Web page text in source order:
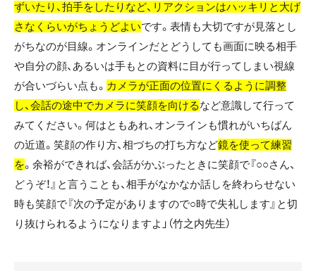
ずいたり、拍手をしたりなど、リアクションはハッキリと大げ
さなくらいがちょうどよいです。表情も大切ですが見落とし
がちなのが目線。オンラインだとどうしても画面に映る相手
や自分の顔、あるいは手もとの資料に目が行ってしまい視線
が合いづらい点も。 カメラが正面の位置にくるように調整
し、会話の途中でカメラに笑顔を向けるなど意識して行って
みてください。何はともあれ、オンラインも慣れがいちばん
の近道。笑顔の作り方、相づちの打ち方など鏡を使って練習
を。余裕ができれば、会話がかぶったときに笑顔で『○○さん、
どうぞ！』と言うことも、相手がなかなか話しを終わらせない
時も笑顔で『次の予定がありますので○時で失礼します』と切
り抜けられるようになりますよ」（竹之内先生）